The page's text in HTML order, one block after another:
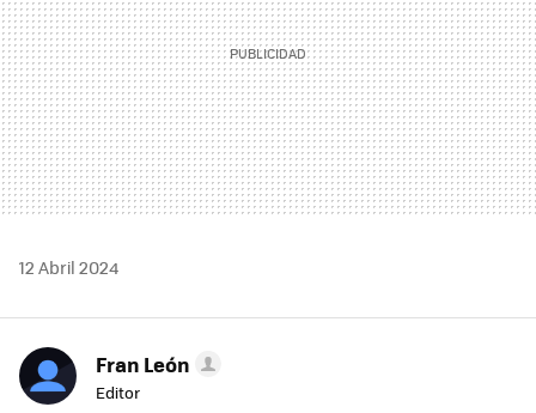
12 Abril 2024
Fran León
Editor